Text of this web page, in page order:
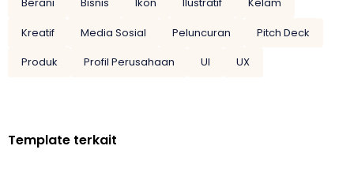
Kreatif
Media Sosial Peluncuran
Pitch Deck
Produk
Profil Perusahaan UI UX
Template terkait